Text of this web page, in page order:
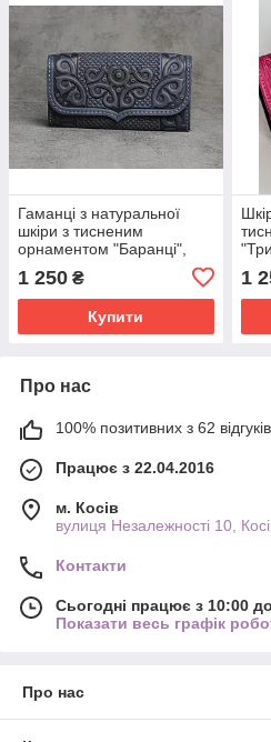
Гаманці з натуральної
шкіри з тисненим
орнаментом "Баранці",
кольору , 20х10 см
1 250 ₴
Купити
см
1
Про нас
100% позитивних з 62
Працює з 22.04.2016
м. Косів
вулиця Незалежності 10,
Контакти
Сьогодні працює з 10:00
Показати весь графік
Про нас